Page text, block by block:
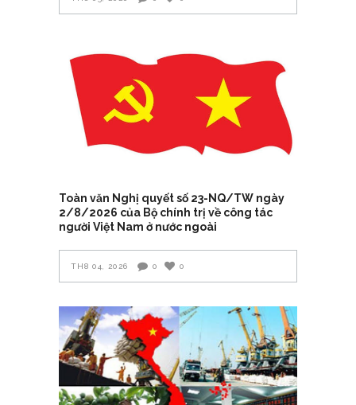
Toàn văn Nghị quyết số 23-NQ/TW ngày
2/8/2026 của Bộ chính trị về công tác
người Việt Nam ở nước ngoài
TH8 04, 2026 0 0